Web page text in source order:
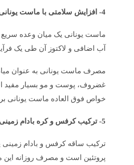
4- افزایش سلامتی با ماست یونانی و خیار
ماست یونانی یک میان وعده
آب اضافی و لاکتوز آن طی یک
مصرف ماست یونانی به عنوان
غضروف، پوست و مو بسیار مفید
خواص فوق العاده ماست یونانی
5- ترکیب کرفس و کره بادام زمینی
ترکیب ساقه کرفس و بادام زمینی